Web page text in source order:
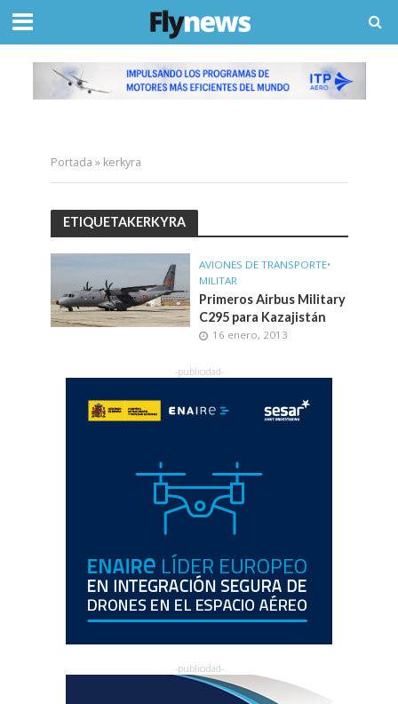
Portada » kerkyra
ETIQUETAKERKYRA
AVIONES DE TRANSPORTE•
MILITAR
Primeros Airbus Military
C295 para Kazajistán
16 enero, 2013